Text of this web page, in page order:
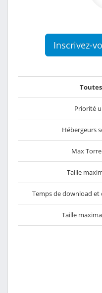
Inscrivez-
Priorité
Hébergeurs
Max
Taille
Temps de download
Taille